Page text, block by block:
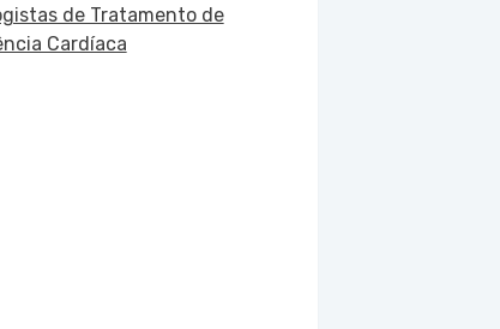
de Tratamento de
Cardíaca